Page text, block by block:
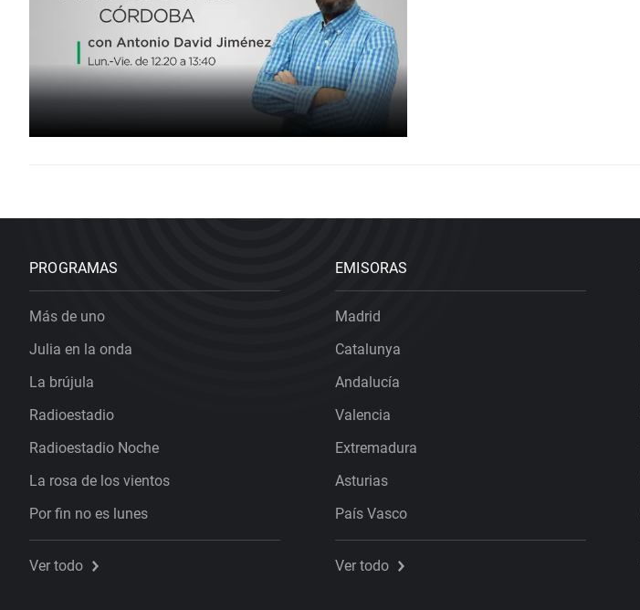
PROGRAMAS
Más de uno
Julia en la onda
La brújula
Radioestadio
Radioestadio Noche
La rosa de los vientos
Por fin no es lunes
Ver todo
EMISORAS
Madrid
Catalunya
Andalucía
Valencia
Extremadura
Asturias
País Vasco
Ver todo